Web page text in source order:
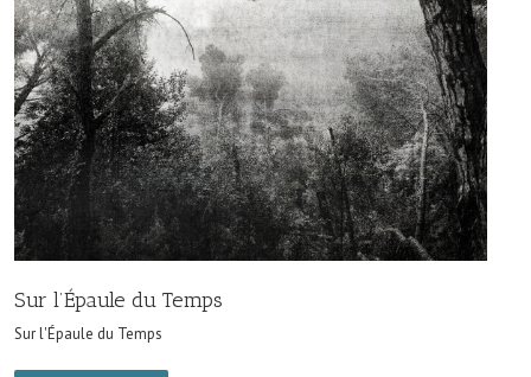
Sur l’Épaule du Temps
Sur l'Épaule du Temps